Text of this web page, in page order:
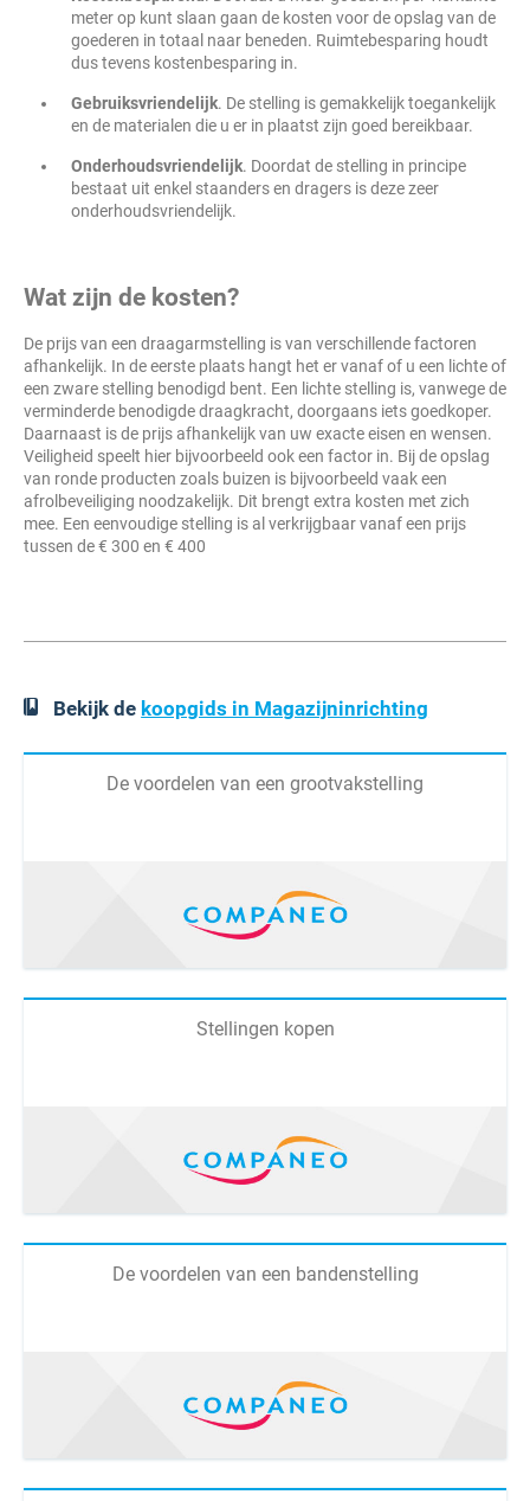
meter op kunt slaan gaan de kosten voor de opslag van de
goederen in totaal naar beneden. Ruimtebesparing houdt
dus tevens kostenbesparing in.
Gebruiksvriendelijk. De stelling is gemakkelijk toegankelijk
en de materialen die u er in plaatst zijn goed bereikbaar.
Onderhoudsvriendelijk. Doordat de stelling in principe
bestaat uit enkel staanders en dragers is deze zeer
onderhoudsvriendelijk.
Wat zijn de kosten?
De prijs van een draagarmstelling is van verschillende factoren
afhankelijk. In de eerste plaats hangt het er vanaf of u een lichte of
een zware stelling benodigd bent. Een lichte stelling is, vanwege de
verminderde benodigde draagkracht, doorgaans iets goedkoper.
Daarnaast is de prijs afhankelijk van uw exacte eisen en wensen.
Veiligheid speelt hier bijvoorbeeld ook een factor in. Bij de opslag
van ronde producten zoals buizen is bijvoorbeeld vaak een
afrolbeveiliging noodzakelijk. Dit brengt extra kosten met zich
mee. Een eenvoudige stelling is al verkrijgbaar vanaf een prijs
tussen de € 300 en € 400
Bekijk de koopgids in Magazijninrichting
De voordelen van een grootvakstelling
Stellingen kopen
De voordelen van een bandenstelling